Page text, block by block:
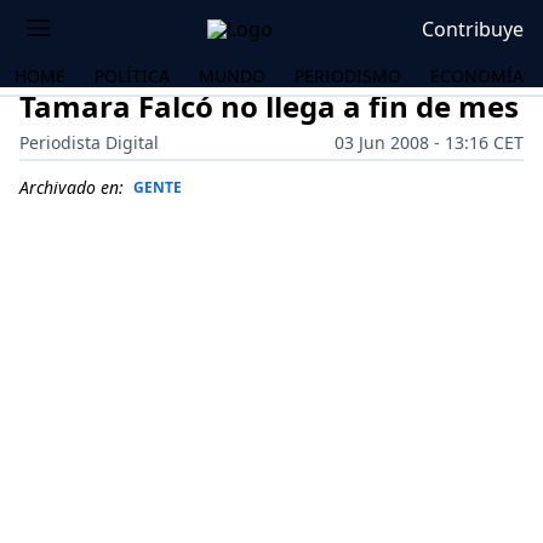
Contribuye
HOME POLÍTICA MUNDO PERIODISMO ECONOMÍA
Tamara Falcó no llega a fin de mes
Periodista Digital
03 Jun 2008 - 13:16 CET
Archivado en: GENTE